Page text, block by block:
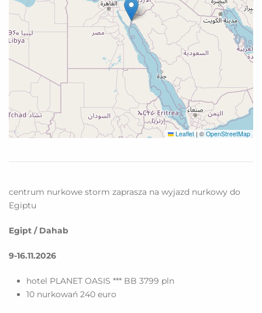
Leaflet | © OpenStreetMap
centrum nurkowe storm zaprasza na wyjazd nurkowy do
Egiptu
Egipt / Dahab
9-16.11.2026
hotel PLANET OASIS *** BB 3799 pln
10 nurkowań 240 euro